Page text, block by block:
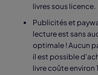
livres sous licence.
Publicités et
lecture est sans
optimale ! Aucun
il est possible
livre coûte environ